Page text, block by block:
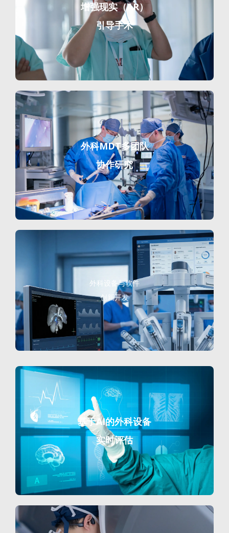
增强现实（AR）
引导手术
外科MDT多团队
协作研究
外科设备与软件
创新开发
基于AI的外科设备
实时评估